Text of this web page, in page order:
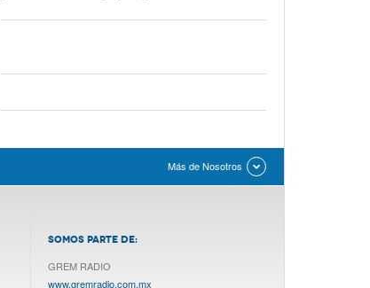
Más de Nosotros
SOMOS PARTE DE:
GREM RADIO
www.gremradio.com.mx